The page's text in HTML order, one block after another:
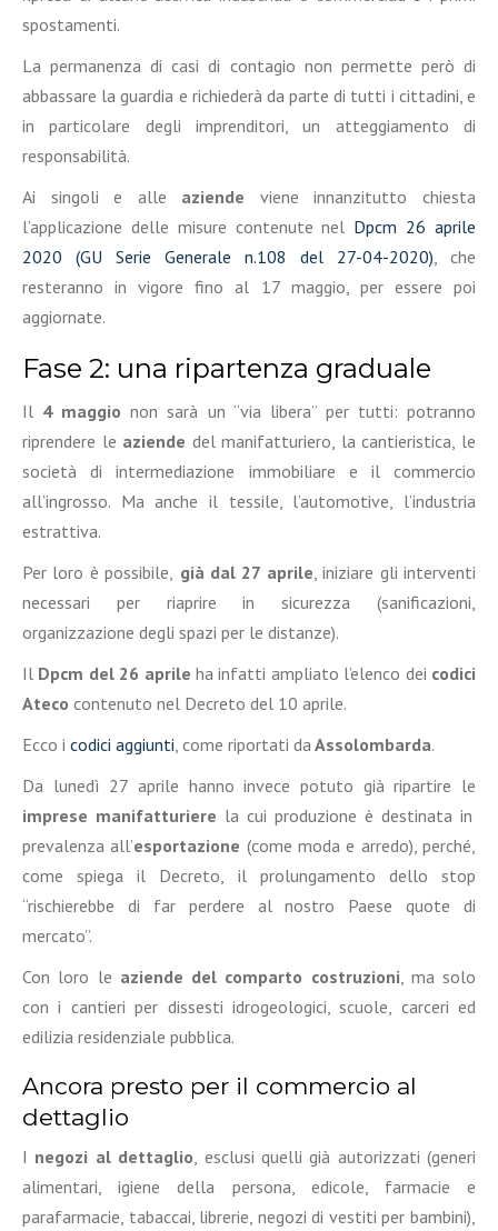
spostamenti.
La permanenza di casi di contagio non permette però di
abbassare la guardia e richiederà da parte di tutti i cittadini, e
in particolare degli imprenditori, un atteggiamento di
responsabilità.
Ai singoli e alle aziende viene innanzitutto chiesta
l’applicazione delle misure contenute nel Dpcm 26 aprile
2020
(GU Serie Generale n.108 del 27-04-2020), che
resteranno in vigore fino al 17 maggio, per essere poi
aggiornate.
Fase 2: una ripartenza graduale
Il 4 maggio non sarà un “via libera” per tutti: potranno
riprendere le aziende del manifatturiero, la cantieristica, le
società di intermediazione immobiliare e il commercio
all’ingrosso. Ma anche il tessile, l’automotive, l’industria
estrattiva.
Per loro è possibile, già dal 27 aprile , iniziare gli interventi
necessari per riaprire in sicurezza (sanificazioni,
organizzazione degli spazi per le distanze).
Il Dpcm del 26 aprile ha infatti ampliato l’elenco dei codici
Ateco contenuto nel Decreto del 10 aprile.
Ecco i codici aggiunti , come riportati da Assolombarda.
Da lunedì 27 aprile hanno invece potuto già ripartire le
imprese manifatturiere la cui produzione è destinata in
prevalenza all’esportazione (come moda e arredo), perché,
come spiega il Decreto, il prolungamento dello stop
“rischierebbe di far perdere al nostro Paese quote di
mercato”.
Con loro le aziende del comparto costruzioni , ma solo
con i cantieri per dissesti idrogeologici, scuole, carceri ed
edilizia residenziale pubblica.
Ancora presto per il commercio al
dettaglio
I negozi al dettaglio, esclusi quelli già autorizzati (generi
alimentari, igiene della persona, edicole, farmacie e
parafarmacie, tabaccai, librerie, negozi di vestiti per bambini),